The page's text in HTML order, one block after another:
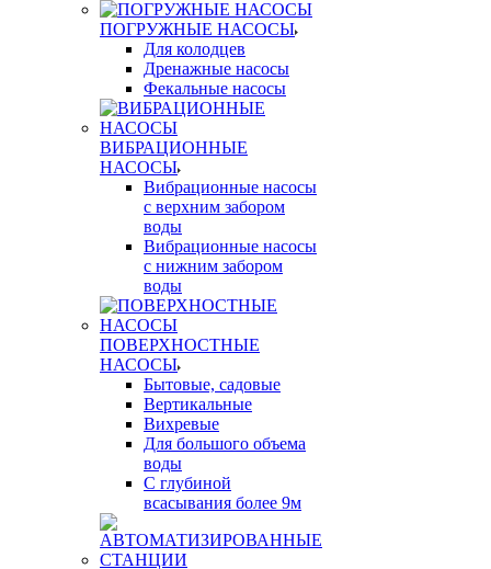
ПОГРУЖНЫЕ НАСОСЫ
Для колодцев
Дренажные насосы
Фекальные насосы
ВИБРАЦИОННЫЕ
НАСОСЫ
Вибрационные насосы
с верхним забором
воды
Вибрационные насосы
с нижним забором
воды
ПОВЕРХНОСТНЫЕ
НАСОСЫ
Бытовые, садовые
Вертикальные
Вихревые
Для большого объема
воды
С глубиной
всасывания более 9м